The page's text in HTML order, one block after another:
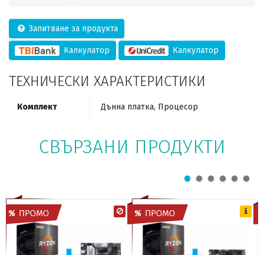
Запитване за продукта
Калкулатор Калкулатор
ТЕХНИЧЕСКИ ХАРАКТЕРИСТИКИ
Комплект Дънна платка, Процесор
СВЪРЗАНИ ПРОДУКТИ